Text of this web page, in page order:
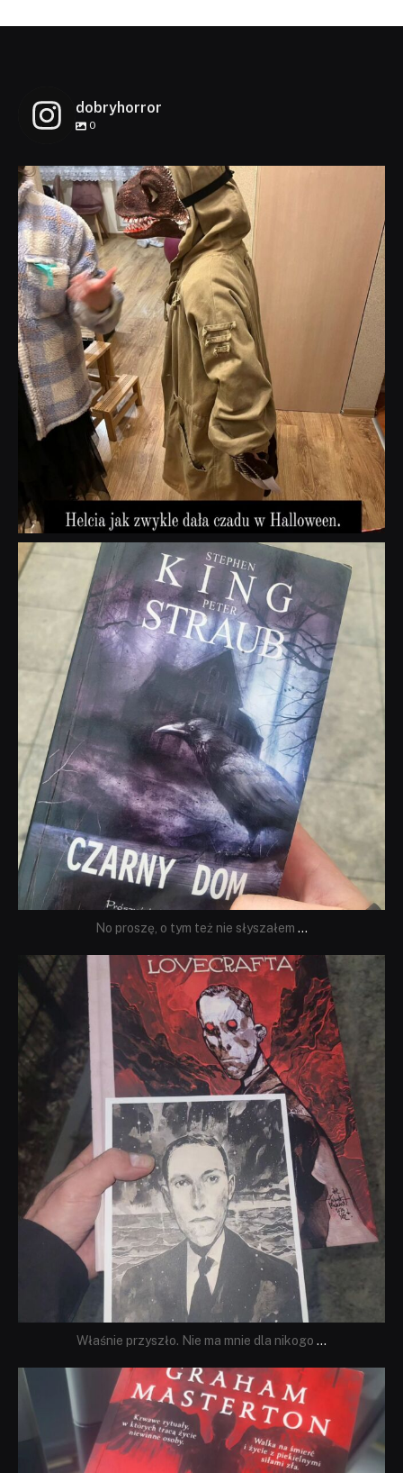
dobryhorror
0
dobryhorror
Lis 1
dobryhorror
Wrz 23
No proszę, o tym też nie słyszałem ...
dobryhorror
Wrz 19
Właśnie przyszło. Nie ma mnie dla nikogo ...
dobryhorror
Sie 23